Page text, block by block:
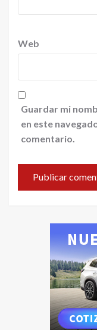
Web
Guardar mi
en este
comentario.